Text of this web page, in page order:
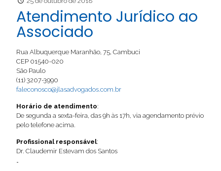
Atendimento Jurídico ao
Associado
Rua Albuquerque Maranhão, 75, Cambuci
CEP 01540-020
São Paulo
(11) 3207-3990
faleconosco@jlasadvogados.com.br
Horário de atendimento:
De segunda a sexta-feira, das 9h às 17h, via agendamento prévio
pelo telefone acima.
Profissional responsável:
Dr. Claudemir Estevam dos Santos
…